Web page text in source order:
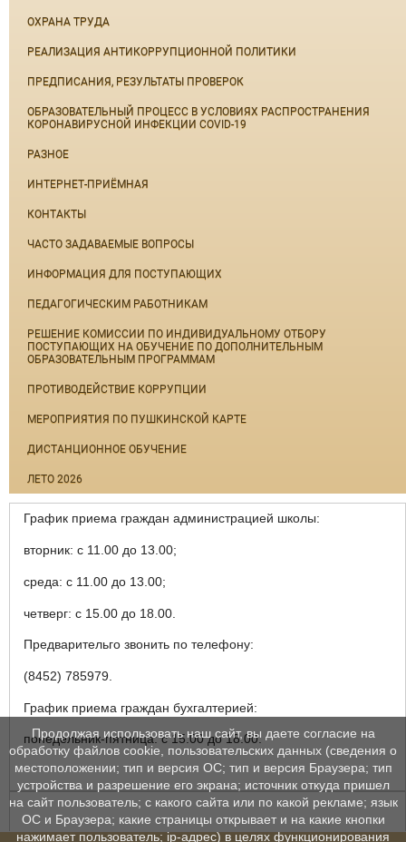
ОХРАНА ТРУДА
РЕАЛИЗАЦИЯ АНТИКОРРУПЦИОННОЙ ПОЛИТИКИ
ПРЕДПИСАНИЯ, РЕЗУЛЬТАТЫ ПРОВЕРОК
ОБРАЗОВАТЕЛЬНЫЙ ПРОЦЕСС В УСЛОВИЯХ РАСПРОСТРАНЕНИЯ
КОРОНАВИРУСНОЙ ИНФЕКЦИИ COVID-19
РАЗНОЕ
ИНТЕРНЕТ-ПРИЁМНАЯ
КОНТАКТЫ
ЧАСТО ЗАДАВАЕМЫЕ ВОПРОСЫ
ИНФОРМАЦИЯ ДЛЯ ПОСТУПАЮЩИХ
ПЕДАГОГИЧЕСКИМ РАБОТНИКАМ
РЕШЕНИЕ КОМИССИИ ПО ИНДИВИДУАЛЬНОМУ ОТБОРУ
ПОСТУПАЮЩИХ НА ОБУЧЕНИЕ ПО ДОПОЛНИТЕЛЬНЫМ
ОБРАЗОВАТЕЛЬНЫМ ПРОГРАММАМ
ПРОТИВОДЕЙСТВИЕ КОРРУПЦИИ
МЕРОПРИЯТИЯ ПО ПУШКИНСКОЙ КАРТЕ
ДИСТАНЦИОННОЕ ОБУЧЕНИЕ
ЛЕТО 2026
График приема граждан администрацией школы:
вторник: с 11.00 до 13.00;
среда: с 11.00 до 13.00;
четверг: с 15.00 до 18.00.
Предварительго звонить по телефону:
(8452) 785979.
График приема граждан бухгалтерией:
понедельник-пятница: с 15.00 до 18.00.
Продолжая использовать наш сайт, вы даете согласие на
обработку файлов cookie, пользовательских данных (сведения о
местоположении; тип и версия ОС; тип и версия Браузера; тип
устройства и разрешение его экрана; источник откуда пришел
на сайт пользователь; с какого сайта или по какой рекламе; язык
ОС и Браузера; какие страницы открывает и на какие кнопки
нажимает пользователь; ip-адрес) в целях функционирования